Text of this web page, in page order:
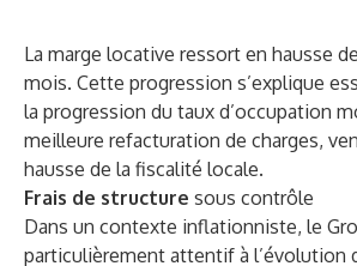
La marge locative ressort en hausse
mois. Cette progression s’explique
la progression du taux d’occupation
meilleure refacturation de charges,
hausse de la fiscalité locale.
Frais de structure sous contrôle
Dans un contexte inflationniste, le
particulièrement attentif à l’évolution